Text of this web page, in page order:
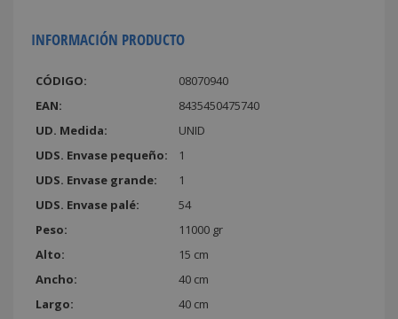
INFORMACIÓN PRODUCTO
CÓDIGO:
08070940
EAN:
8435450475740
UD. Medida:
UNID
UDS. Envase pequeño:
1
UDS. Envase grande:
1
UDS. Envase palé:
54
Peso:
11000 gr
Alto:
15 cm
Ancho:
40 cm
Largo:
40 cm